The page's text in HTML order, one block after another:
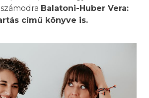
Balatoni-Huber Vera:
című könyve is.